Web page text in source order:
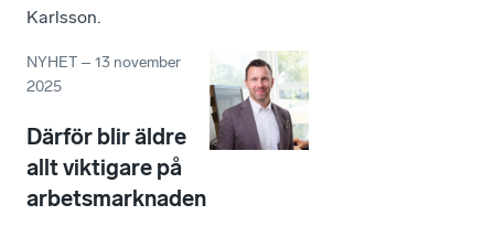
Karlsson.
NYHET –13 november
2025
Därför blir äldre
allt viktigare på
arbetsmarknaden